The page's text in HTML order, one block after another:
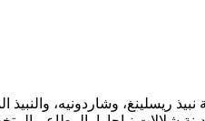
نبيذ ريسلينغ، وشاردونيه،